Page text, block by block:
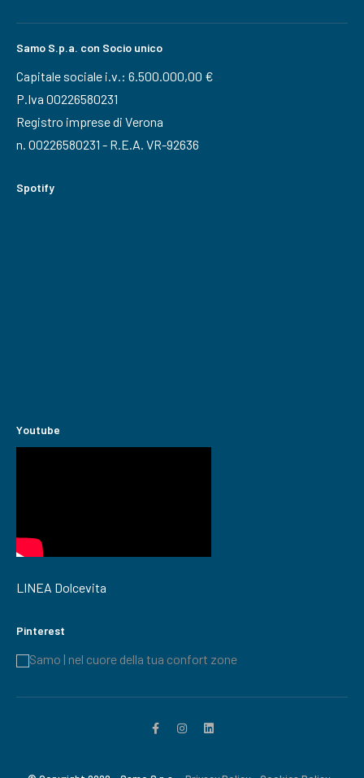
Samo S.p.a. con Socio unico
Capitale sociale i.v.: 6.500.000,00 €
P.Iva 00226580231
Registro imprese di Verona
n. 00226580231 - R.E.A. VR-92636
Spotify
Youtube
LINEA Dolcevita
Pinterest
Samo | nel cuore della tua confort zone